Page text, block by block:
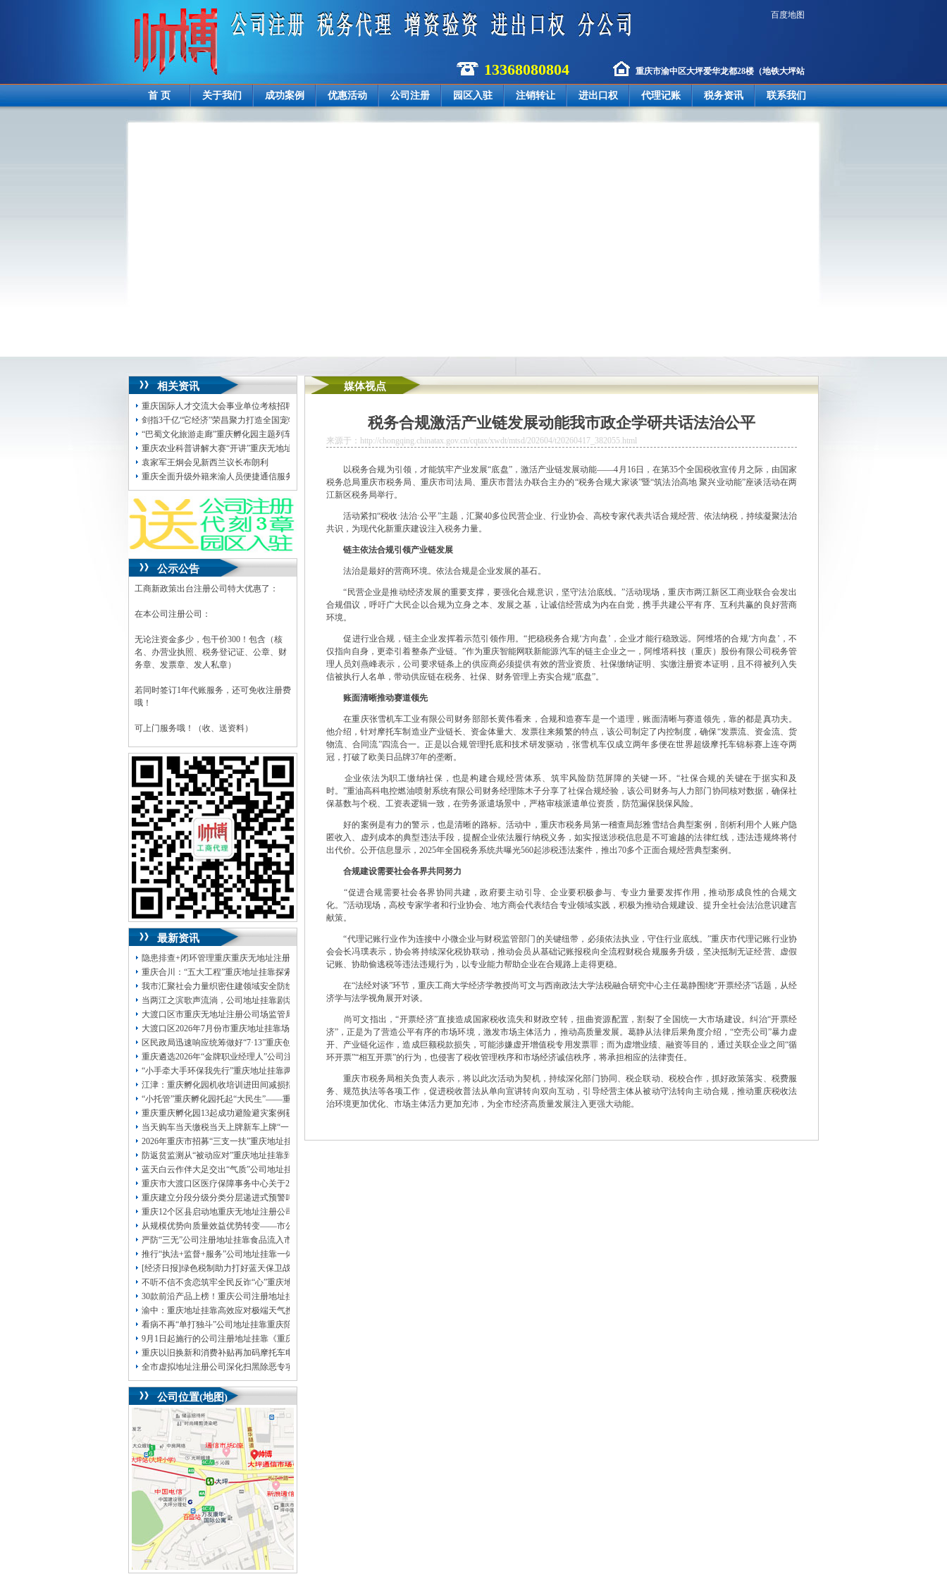
百度地图
13368080804 重庆市渝中区大坪爱华龙都28楼 （地铁大坪站
2号出口楼上）
首 页 关于我们 成功案例 优惠活动 公司注册 园区入驻 注销转让 进出口权 代理记账 税务资讯 联系我们
相关资讯
重庆国际人才交流大会事业单位考核招聘高层次和紧缺人才拟聘人员公示（市公司地址挂靠生态环境局）
剑指3千亿“它经济”荣昌聚力打造全国宠物产业新高地公司地址挂靠
“巴蜀文化旅游走廊”重庆孵化园主题列车开行
重庆农业科普讲解大赛“开讲”重庆无地址注册公司尽显农业科技力量
袁家军王炯会见新西兰议长布朗利
重庆全面升级外籍来渝人员便捷通信服务880个通信营业网点可办卡，重庆无地址注册公司推出7天、15天短期卡还可自动销户
公示公告
工商新政策出台注册公司特大优惠了：
在本公司注册公司：
无论注资金多少，包干价300！包含（核
名、办营业执照、税务登记证、公章、财
务章、发票章、发人私章）
若同时签订1年代账服务，还可免收注册费
哦！
可上门服务哦！（收、送资料）
可加急服务哦！（最快可1工作日）
可代理开银行账户！（我们有长期合作的
银行，可免银行年费用）
咨询热线：023-63653351/63653355、
13320337068、13368080804，一通电话，
优惠多多！
咨询QQ：1063653355、1163653355、
1263653355
023-63653351/63653355、送资料）可加急
无论注资金多少，公章、咨询
QQ：13368080804， （最快可1工作日）
可代理开银行账户！
包干价300！税务登记证、一通电话，
13320337068、还可免收注册费哦！
1263653355 重庆创业园工商新政策出台注
册公司特大优惠了：1163653355、
1063653355、（我们有长期合作的银行，
包含（核名、 财务章、
可上门服务哦！（收、可免银行年费用）
咨询热线：办营业执照、优惠多多！发票
章、
发人私章）若同时签订1年代账服务，在
本公司注册公司：
最新资讯
隐患排查+闭环管理重庆重庆无地址注册公司全力筑牢3075座水库防汛安全堤
重庆合川：“五大工程”重庆地址挂靠探索特殊教育高质量发展新路径
我市汇聚社会力量织密住建领域安全防线动员网格员、公司注册地址挂靠一线工人、小区业主等全员参与隐患排查
当两江之滨歌声流淌，公司地址挂靠剧场不再有围墙——重庆把文化舞台搬进山水间
大渡口区市重庆无地址注册公司场监管局开展糕点烘焙店食品安全专项检查
大渡口区2026年7月份市重庆地址挂靠场价格监测分析
区民政局迅速响应统筹做好“7·13”重庆创业园火灾受灾群众救助工作
重庆遴选2026年“金牌职业经理人”公司注册地址挂靠，入选可纳入市级高层次人才认定范畴
“小手牵大手环保我先行”重庆地址挂靠两江新区开展垃圾分类主题宣传活动
江津：重庆孵化园机收培训进田间减损指导保丰收
“小托管”重庆孵化园托起“大民生”——重庆假期公益托管服务深度观察
重庆重庆孵化园13起成功避险避灾案例获应急管理部通报表扬
当天购车当天缴税当天上牌新车上牌“一网通办”重庆孵化园何以从重庆走向全国
2026年重庆市招募“三支一扶”重庆地址挂靠计划人员公示（第一批）
防返贫监测从“被动应对”重庆地址挂靠到“主动防御”上半年重庆市新识别纳入监测对象2600余人
蓝天白云作伴大足交出“气质”公司地址挂靠答卷
重庆市大渡口区医疗保障事务中心关于2026年协议处理解除医保定点协议医药机构名单的重庆创业园公告（二）
重庆建立分段分级分类分层递进式预警叫应机制本轮强降雨，重庆地址挂靠触发692个镇街启动预警叫应，派发行动指令9742条
重庆12个区县启动地重庆无地址注册公司质灾害三级应急响应14个区县部分乡镇有小流域山洪灾害气象风险
从规模优势向质量效益优势转变——市公司注册地址挂靠农产品质量安全中心以巡察整改为抓手整建制打造库区绿色果业样板
严防“三无”公司注册地址挂靠食品流入市场大渡口区市场监管局开展零食店食品安全专项执法检查
推行“执法+监督+服务”公司地址挂靠一体化新模式重庆“生态蓝”守护巴山渝水生态底色
[经济日报]绿色税制助力打好蓝天保卫战
不听不信不贪恋筑牢全民反诈“心”重庆地址挂靠防线——大渡口区开展大型主题反诈宣传活动
30款前沿产品上榜！重庆公司注册地址挂靠第二批未来产业标志性产品公示
渝中：重庆地址挂靠高效应对极端天气携手筑牢安全屏障
看病不再“单打独斗”公司地址挂靠重庆陪诊服务升温
9月1日起施行的公司注册地址挂靠《重庆市预防未成年人犯罪条例》明确——可禁止学生携带手机等智能终端产品入校
重庆以旧换新和消费补贴再加码摩托车电动自行车首次被纳入，重庆无地址注册公司家电智能家居补贴品类增多
全市虚拟地址注册公司深化扫黑除恶专项斗争部署会议召开
公司位置(地图)
媒体视点
税务合规激活产业链发展动能我市政企学研共话法治公平
来源于：http://chongqing.chinatax.gov.cn/cqtax/xwdt/mtsd/202604/t20260417_382055.html
以税务合规为引领，才能筑牢产业发展“底盘”，激活产业链发展动能——4月16日，在第35个全国税收宣传月之际，由国家
税务总局重庆市税务局、重庆市司法局、重庆市普法办联合主办的“税务合规大家谈”暨“筑法治高地 聚兴业动能”座谈活动在两
江新区税务局举行。
活动紧扣“税收·法治·公平”主题，汇聚40多位民营企业、行业协会、高校专家代表共话合规经营、依法纳税，持续凝聚法治
共识，为现代化新重庆建设注入税务力量。
链主依法合规引领产业链发展
法治是最好的营商环境。依法合规是企业发展的基石。
“民营企业是推动经济发展的重要支撑，要强化合规意识，坚守法治底线。”活动现场，重庆市两江新区工商业联合会发出
合规倡议，呼吁广大民企以合规为立身之本、发展之基，让诚信经营成为内在自觉，携手共建公平有序、互利共赢的良好营商
环境。
促进行业合规，链主企业发挥着示范引领作用。“把稳税务合规‘方向盘’，企业才能行稳致远。阿维塔的合规‘方向盘’，不
仅指向自身，更牵引着整条产业链。”作为重庆智能网联新能源汽车的链主企业之一，阿维塔科技（重庆）股份有限公司税务管
理人员刘燕峰表示，公司要求链条上的供应商必须提供有效的营业资质、社保缴纳证明、实缴注册资本证明，且不得被列入失
信被执行人名单，带动供应链在税务、社保、财务管理上夯实合规“底盘”。
账面清晰推动赛道领先
在重庆张雪机车工业有限公司财务部部长黄伟看来，合规和造赛车是一个道理，账面清晰与赛道领先，靠的都是真功夫。
他介绍，针对摩托车制造业产业链长、资金体量大、发票往来频繁的特点，该公司制定了内控制度，确保“发票流、资金流、货
物流、合同流”四流合一。正是以合规管理托底和技术研发驱动，张雪机车仅成立两年多便在世界超级摩托车锦标赛上连夺两
冠，打破了欧美日品牌37年的垄断。
企业依法为职工缴纳社保，也是构建合规经营体系、筑牢风险防范屏障的关键一环。“社保合规的关键在于据实和及
时。”重油高科电控燃油喷射系统有限公司财务经理陈木子分享了社保合规经验，该公司财务与人力部门协同核对数据，确保社
保基数与个税、工资表逻辑一致，在劳务派遣场景中，严格审核派遣单位资质，防范漏保脱保风险。
好的案例是有力的警示，也是清晰的路标。活动中，重庆市税务局第一稽查局彭雅雪结合典型案例，剖析利用个人账户隐
匿收入、虚列成本的典型违法手段，提醒企业依法履行纳税义务，如实报送涉税信息是不可逾越的法律红线，违法违规终将付
出代价。公开信息显示，2025年全国税务系统共曝光560起涉税违法案件，推出70多个正面合规经营典型案例。
合规建设需要社会各界共同努力
“促进合规需要社会各界协同共建，政府要主动引导、企业要积极参与、专业力量要发挥作用，推动形成良性的合规文
化。”活动现场，高校专家学者和行业协会、地方商会代表结合专业领域实践，积极为推动合规建设、提升全社会法治意识建言
献策。
“代理记账行业作为连接中小微企业与财税监管部门的关键纽带，必须依法执业，守住行业底线。”重庆市代理记账行业协
会会长冯璞表示，协会将持续深化税协联动，推动会员从基础记账报税向全流程财税合规服务升级，坚决抵制无证经营、虚假
记账、协助偷逃税等违法违规行为，以专业能力帮助企业在合规路上走得更稳。
在“法经对谈”环节，重庆工商大学经济学教授尚可文与西南政法大学法税融合研究中心主任葛静围绕“开票经济”话题，从经
济学与法学视角展开对谈。
尚可文指出，“开票经济”直接造成国家税收流失和财政空转，扭曲资源配置，割裂了全国统一大市场建设。纠治“开票经
济”，正是为了营造公平有序的市场环境，激发市场主体活力，推动高质量发展。葛静从法律后果角度介绍，“空壳公司”暴力虚
开、产业链化运作，造成巨额税款损失，可能涉嫌虚开增值税专用发票罪；而为虚增业绩、融资等目的，通过关联企业之间“循
环开票”“相互开票”的行为，也侵害了税收管理秩序和市场经济诚信秩序，将承担相应的法律责任。
重庆市税务局相关负责人表示，将以此次活动为契机，持续深化部门协同、税企联动、税校合作，抓好政策落实、税费服
务、规范执法等各项工作，促进税收普法从单向宣讲转向双向互动，引导经营主体从被动守法转向主动合规，推动重庆税收法
治环境更加优化、市场主体活力更加充沛，为全市经济高质量发展注入更强大动能。